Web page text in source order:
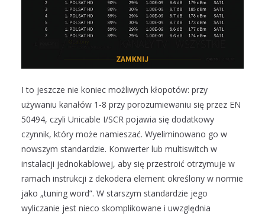
I to jeszcze nie koniec możliwych kłopotów: przy
używaniu kanałów 1-8 przy porozumiewaniu się przez EN
50494, czyli Unicable I/SCR pojawia się dodatkowy
czynnik, który może namieszać. Wyeliminowano go w
nowszym standardzie. Konwerter lub multiswitch w
instalacji jednokablowej, aby się przestroić otrzymuje w
ramach instrukcji z dekodera element określony w normie
jako „tuning word”. W starszym standardzie jego
wyliczanie jest nieco skomplikowane i uwzględnia